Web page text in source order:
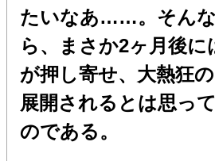
たいなあ……。そん
ら、まさか2ヶ月後に
が押し寄せ、大熱狂
展開されるとは思っ
のである。